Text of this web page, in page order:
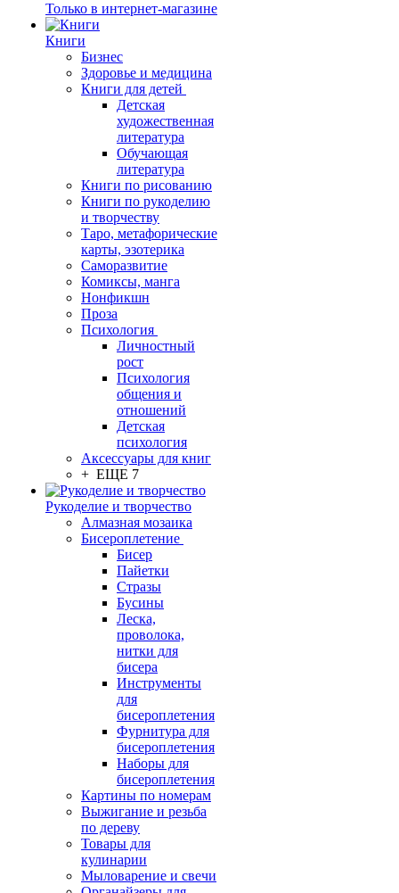
Только в интернет-магазине
Книги
Бизнес
Здоровье и медицина
Книги для детей
Детская
художественная
литература
Обучающая
литература
Книги по рисованию
Книги по рукоделию
и творчеству
Таро, метафорические
карты, эзотерика
Саморазвитие
Комиксы, манга
Нонфикшн
Проза
Психология
Личностный
рост
Психология
общения и
отношений
Детская
психология
Аксессуары для книг
+ ЕЩЕ 7
Рукоделие и творчество
Алмазная мозаика
Бисероплетение
Бисер
Пайетки
Стразы
Бусины
Леска,
проволока,
нитки для
бисера
Инструменты
для
бисероплетения
Фурнитура для
бисероплетения
Наборы для
бисероплетения
Картины по номерам
Выжигание и резьба
по дереву
Товары для
кулинарии
Мыловарение и свечи